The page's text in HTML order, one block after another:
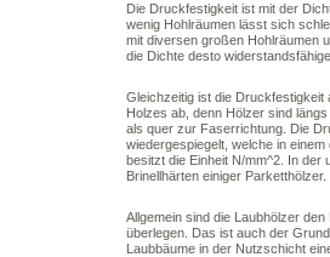
Die Druckfestigkeit ist mit der
wenig Hohlräumen lässt sich
mit diversen großen Hohlräumen
die Dichte desto
Gleichzeitig ist die
Holzes ab, denn Hölzer sind
als quer zur Faserrichtung. Die
wiedergespiegelt, welche in
besitzt die Einheit N/mm^2. In der
Brinellhärten einiger Parketthölzer.
Allgemein sind die Laubhölzer
überlegen. Das ist auch der
Laubbäume in der Nutzschicht